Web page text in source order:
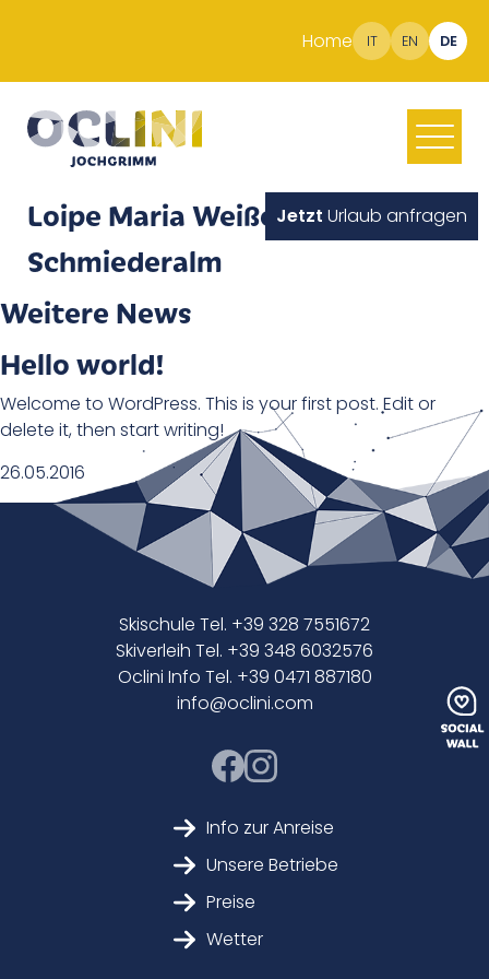
Home IT EN DE
Jetzt Urlaub anfragen
Loipe Maria Weißenstein –
Schmiederalm
Weitere News
Hello world!
Welcome to WordPress. This is your first post. Edit or
delete it, then start writing!
26.05.2016
Skischule Tel. +39 328 7551672
Skiverleih Tel. +39 348 6032576
Oclini Info Tel. +39 0471 887180
info@oclini.com
Info zur Anreise
Unsere Betriebe
Preise
Wetter